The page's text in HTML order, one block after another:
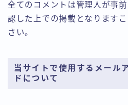
全てのコメントは管理人が事
認した上での掲載となります
さい。
当サイトで使用するメール
ドについて